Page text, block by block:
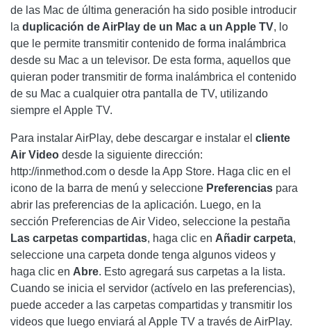
de las Mac de última generación ha sido posible introducir
la duplicación de AirPlay de un Mac a un Apple TV, lo
que le permite transmitir contenido de forma inalámbrica
desde su Mac a un televisor. De esta forma, aquellos que
quieran poder transmitir de forma inalámbrica el contenido
de su Mac a cualquier otra pantalla de TV, utilizando
siempre el Apple TV.
Para instalar AirPlay, debe descargar e instalar el cliente
Air Video desde la siguiente dirección:
http://inmethod.com o desde la App Store. Haga clic en el
icono de la barra de menú y seleccione Preferencias para
abrir las preferencias de la aplicación. Luego, en la
sección Preferencias de Air Video, seleccione la pestaña
Las carpetas compartidas, haga clic en Añadir carpeta,
seleccione una carpeta donde tenga algunos videos y
haga clic en Abre. Esto agregará sus carpetas a la lista.
Cuando se inicia el servidor (actívelo en las preferencias),
puede acceder a las carpetas compartidas y transmitir los
videos que luego enviará al Apple TV a través de AirPlay.